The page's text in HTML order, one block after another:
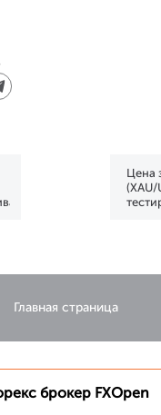
Цена
(XAU/
Главная страница
брокер FXOpen